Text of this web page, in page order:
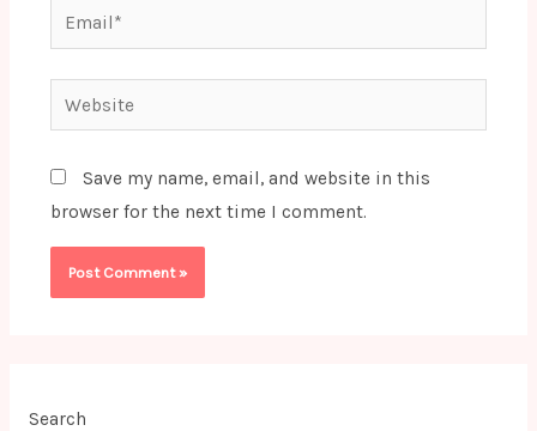
Email*
Website
Save my name, email, and website in this
browser for the next time I comment.
Search